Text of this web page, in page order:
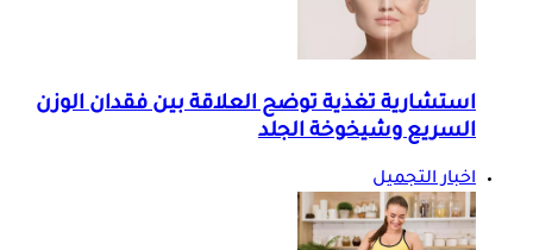
استشارية تغذية توضح العلاقة بين فقدان الوزن
السريع وشيخوخة الجلد
اخبار التجميل